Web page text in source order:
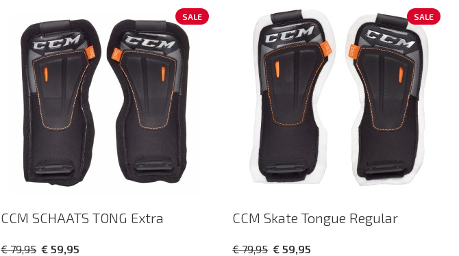
SALE
CCM SCHAATS TONG Extra
€ 79,95 € 59,95
SALE
CCM Skate Tongue Regular
€ 79,95 € 59,95